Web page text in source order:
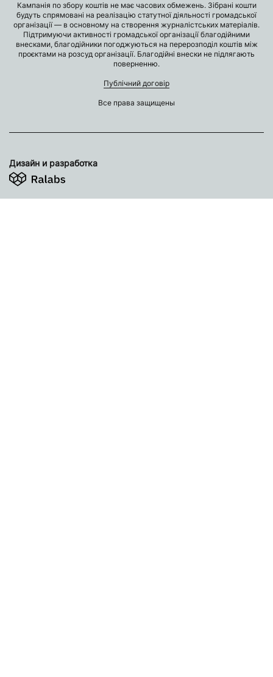
Кампанія по збору коштів не має часових обмежень. Зібрані кошти
будуть спрямовані на реалізацію статутної діяльності громадської
організації — в основному на створення журналістських матеріалів.
Підтримуючи активності громадської організації благодійними
внесками, благодійники погоджуються на перерозподіл коштів між
проєктами на розсуд організації. Благодійні внески не підлягають
поверненню.
Публічний договір
Все права защищены
Дизайн и разработка